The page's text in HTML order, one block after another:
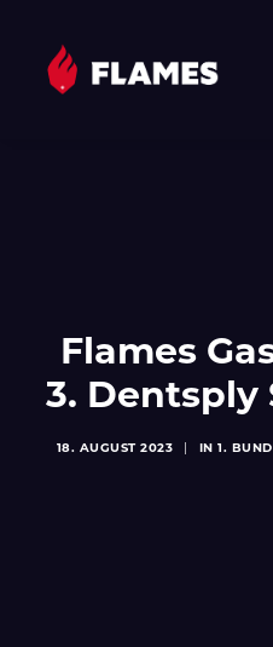
JUGEND
SPONSOREN & PARTNER
FAN-SHOP
Flames
3. Dentsply
18. AUGUST 2023 IN1.